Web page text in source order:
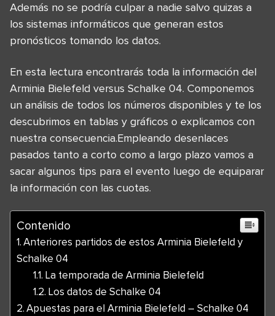
Además no se podría culpar a nadie salvo quizas a
los sistemas informáticos que generan estos
pronósticos tomando los datos.
En esta lectura encontrarás toda la información del
Arminia Bielefeld versus Schalke 04. Componemos
un análisis de todos los números disponibles y te los
descubrimos en tablas y gráficos o explicamos con
nuestra consecuencia.Empleando desenlaces
pasados tanto a corto como a largo plazo vamos a
sacar algunos tips para el evento luego de equiparar
la información con las cuotas.
Contenido
Anteriores partidos de estos Arminia Bielefeld y
Schalke 04
La temporada de Arminia Bielefeld
Los datos de Schalke 04
Apuestas para el Arminia Bielefeld – Schalke 04